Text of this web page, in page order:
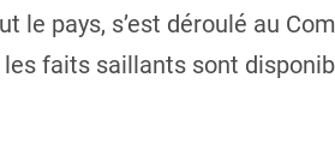
le pays, s’est déroulé au
les faits saillants sont